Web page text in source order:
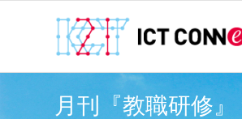
月刊『教職研修